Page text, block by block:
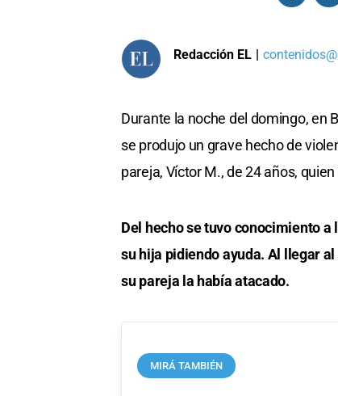
Redacción EL |
Durante la noche del domingo, en
se produjo un grave hecho de
pareja, Víctor M., de 24 años,
Del hecho se tuvo conocimiento
su hija pidiendo ayuda. Al llegar
su pareja la había atacado.
MIRÁ TAMBIÉN